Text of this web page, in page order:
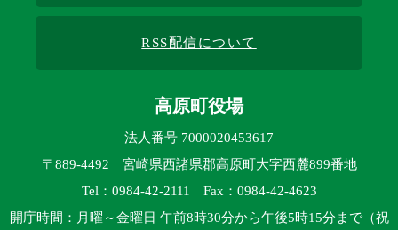
RSS配信について
高原町役場
法人番号 7000020453617
〒889-4492 宮崎県西諸県郡高原町大字西麓899番地
Tel：0984-42-2111 Fax：0984-42-4623
開庁時間：月曜～金曜日 午前8時30分から午後5時15分まで（祝